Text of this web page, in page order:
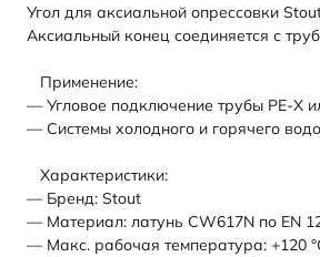
Угол для аксиальной опрессовки
Аксиальный конец соединяется с
Применение:
— Угловое подключение трубы PE-X
— Системы холодного и горячего
Характеристики:
— Бренд: Stout
— Материал: латунь CW617N по EN
— Макс. рабочая температура: +120